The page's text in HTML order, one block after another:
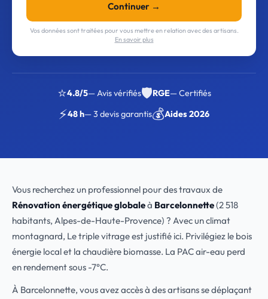
Continuer →
Vos données sont traitées pour vous mettre en relation avec des artisans.
En savoir plus
⭐4.8/5— Avis vérifiés🛡️RGE— Certifiés
⚡48 h— 3 devis garantis💰Aides 2026
Vous recherchez un professionnel pour des travaux de
Rénovation énergétique globaleà Barcelonnette(2 518
habitants, Alpes-de-Haute-Provence) ? Avec un climat
montagnard, Le triple vitrage est justifié ici. Privilégiez le bois
énergie local et la chaudière biomasse. La PAC air-eau perd
en rendement sous -7°C.
À Barcelonnette, vous avez accès à des artisans se déplaçant